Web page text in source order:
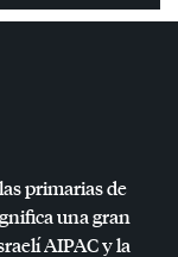
primarias de
una gran
AIPACy la